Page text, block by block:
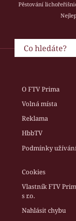
Pěstování
O FTV Prima
Volná místa
Reklama
HbbTV
Podmínky
Cookies
Vlastník FTV
s r.o.
Nahlásit chybu